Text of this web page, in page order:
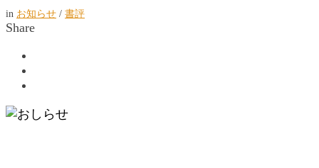
in お知らせ / 書評
Share